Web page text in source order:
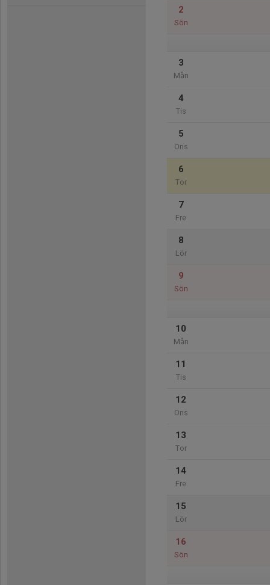
2
Sön
3
Mån
4
Tis
5
Ons
6
Tor
7
Fre
8
Lör
9
Sön
10
Mån
11
Tis
12
Ons
13
Tor
14
Fre
15
Lör
16
Sön